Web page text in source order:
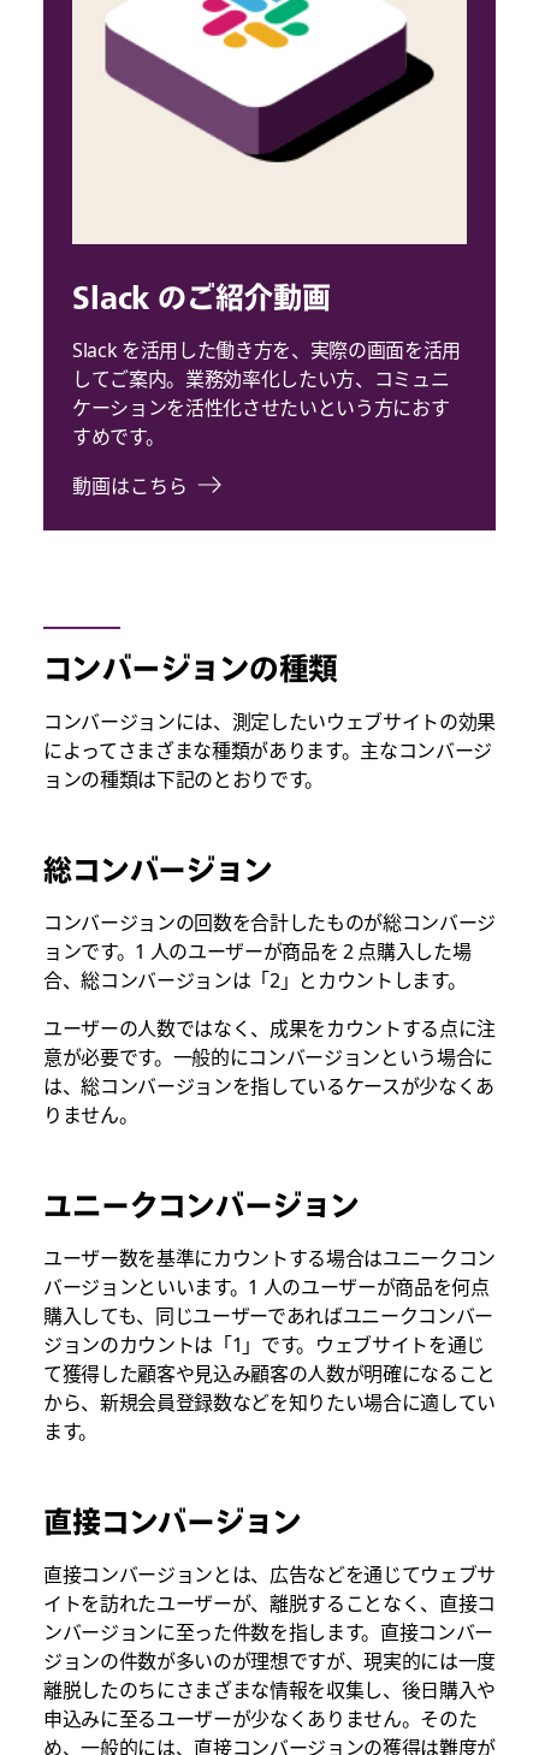
Slack のご紹介動画
Slack を活用した働き方を、実際の画面を活用
してご案内。業務効率化したい方、コミュニ
ケーションを活性化させたいという方におす
すめです。
動画はこちら
コンバージョンの種類
コンバージョンには、測定したいウェブサイトの効果
によってさまざまな種類があります。主なコンバージ
ョンの種類は下記のとおりです。
総コンバージョン
コンバージョンの回数を合計したものが総コンバージ
ョンです。1 人のユーザーが商品を 2 点購入した場
合、総コンバージョンは「2」とカウントします。
ユーザーの人数ではなく、成果をカウントする点に注
意が必要です。一般的にコンバージョンという場合に
は、総コンバージョンを指しているケースが少なくあ
りません。
ユニークコンバージョン
ユーザー数を基準にカウントする場合はユニークコン
バージョンといいます。1 人のユーザーが商品を何点
購入しても、同じユーザーであればユニークコンバー
ジョンのカウントは「1」です。ウェブサイトを通じ
て獲得した顧客や見込み顧客の人数が明確になること
から、新規会員登録数などを知りたい場合に適してい
ます。
直接コンバージョン
直接コンバージョンとは、広告などを通じてウェブサ
イトを訪れたユーザーが、離脱することなく、直接コ
ンバージョンに至った件数を指します。直接コンバー
ジョンの件数が多いのが理想ですが、現実的には一度
離脱したのちにさまざまな情報を収集し、後日購入や
申込みに至るユーザーが少なくありません。そのた
め、一般的には、直接コンバージョンの獲得は難度が